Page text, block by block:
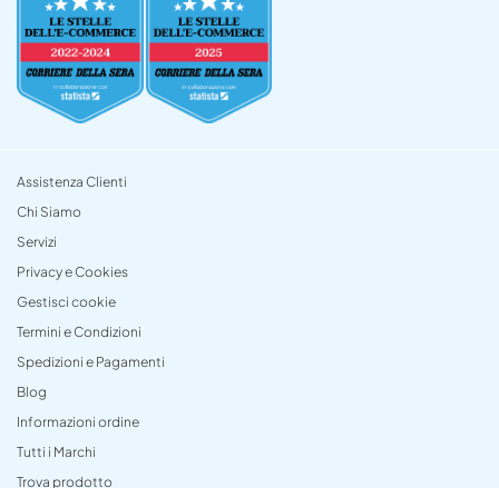
Assistenza Clienti
Chi Siamo
Servizi
Privacy e Cookies
Gestisci cookie
Termini e Condizioni
Spedizioni e Pagamenti
Blog
Informazioni ordine
Tutti i Marchi
Trova prodotto